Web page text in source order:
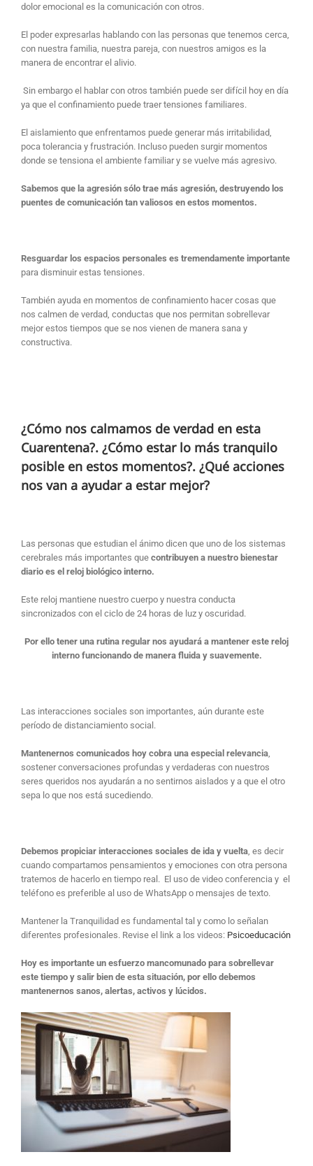
dolor emocional es la comunicación con otros.
El poder expresarlas hablando con las personas que tenemos cerca,
con nuestra familia, nuestra pareja, con nuestros amigos es la
manera de encontrar el alivio.
Sin embargo el hablar con otros también puede ser difícil hoy en día
ya que el confinamiento puede traer tensiones familiares.
El aislamiento que enfrentamos puede generar más irritabilidad,
poca tolerancia y frustración. Incluso pueden surgir momentos
donde se tensiona el ambiente familiar y se vuelve más agresivo.
Sabemos que la agresión sólo trae más agresión, destruyendo los
puentes de comunicación tan valiosos en estos momentos.
Resguardar los espacios personales es tremendamente importante
para disminuir estas tensiones.
También ayuda en momentos de confinamiento hacer cosas que
nos calmen de verdad, conductas que nos permitan sobrellevar
mejor estos tiempos que se nos vienen de manera sana y
constructiva.
¿Cómo nos calmamos de verdad en esta
Cuarentena?. ¿Cómo estar lo más tranquilo
posible en estos momentos?. ¿Qué acciones
nos van a ayudar a estar mejor?
Las personas que estudian el ánimo dicen que uno de los sistemas
cerebrales más importantes que contribuyen a nuestro bienestar
diario es el reloj biológico interno.
Este reloj mantiene nuestro cuerpo y nuestra conducta
sincronizados con el ciclo de 24 horas de luz y oscuridad.
Por ello tener una rutina regular nos ayudará a mantener este reloj
interno funcionando de manera fluida y suavemente.
Las interacciones sociales son importantes, aún durante este
período de distanciamiento social.
Mantenernos comunicados hoy cobra una especial relevancia,
sostener conversaciones profundas y verdaderas con nuestros
seres queridos nos ayudarán a no sentirnos aislados y a que el otro
sepa lo que nos está sucediendo.
Debemos propiciar interacciones sociales de ida y vuelta, es decir
cuando compartamos pensamientos y emociones con otra persona
tratemos de hacerlo en tiempo real. El uso de video conferencia y el
teléfono es preferible al uso de WhatsApp o mensajes de texto.
Mantener la Tranquilidad es fundamental tal y como lo señalan
diferentes profesionales. Revise el link a los videos: Psicoeducación
Hoy es importante un esfuerzo mancomunado para sobrellevar
este tiempo y salir bien de esta situación, por ello debemos
mantenernos sanos, alertas, activos y lúcidos.